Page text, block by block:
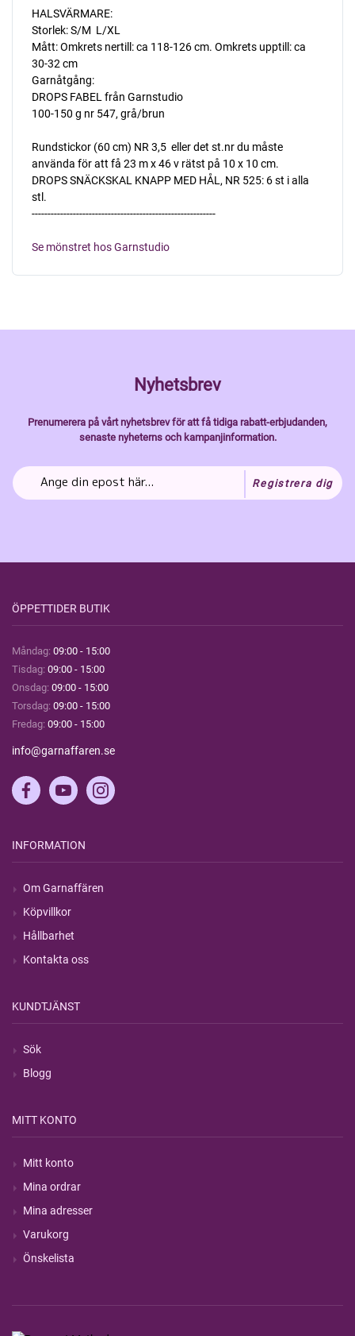
HALSVÄRMARE:
Storlek: S/M  L/XL
Mått: Omkrets nertill: ca 118-126 cm. Omkrets upptill: ca
30-32 cm
Garnåtgång:
DROPS FABEL från Garnstudio
100-150 g nr 547, grå/brun
Rundstickor (60 cm) NR 3,5  eller det st.nr du måste
använda för att få 23 m x 46 v rätst på 10 x 10 cm.
DROPS SNÄCKSKAL KNAPP MED HÅL, NR 525: 6 st i alla
stl.
----------------------------------------------------------
Se mönstret hos Garnstudio
Nyhetsbrev
Prenumerera på vårt nyhetsbrev för att få tidiga rabatt-erbjudanden,
senaste nyheterns och kampanjinformation.
Registrera dig
ÖPPETTIDER BUTIK
Måndag: 09:00 - 15:00
Tisdag: 09:00 - 15:00
Onsdag: 09:00 - 15:00
Torsdag: 09:00 - 15:00
Fredag: 09:00 - 15:00
info@garnaffaren.se
INFORMATION
Om Garnaffären
Köpvillkor
Hållbarhet
Kontakta oss
KUNDTJÄNST
Sök
Blogg
MITT KONTO
Mitt konto
Mina ordrar
Mina adresser
Varukorg
Önskelista